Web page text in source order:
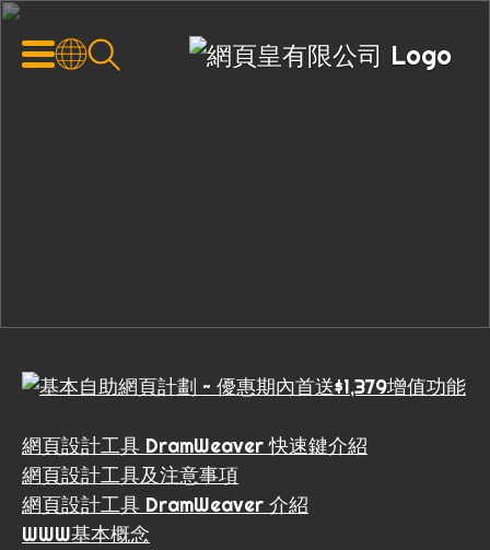
網頁設計工具 DramWeaver 快速鍵介紹
網頁設計工具及注意事項
網頁設計工具 DramWeaver 介紹
WWW基本概念